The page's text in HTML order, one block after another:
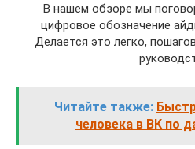
В нашем обзоре мы
цифровое обозначение
Делается это легко,
Читайте также:
человека в ВК по